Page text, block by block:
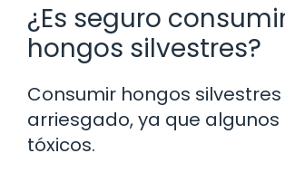
¿Es seguro
hongos silvestres?
Consumir hongos
arriesgado, ya que algunos
tóxicos.